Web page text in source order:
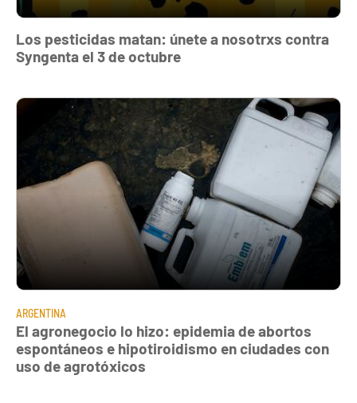
Los pesticidas matan: únete a nosotrxs contra
Syngenta el 3 de octubre
ARGENTINA
El agronegocio lo hizo: epidemia de abortos
espontáneos e hipotiroidismo en ciudades con
uso de agrotóxicos